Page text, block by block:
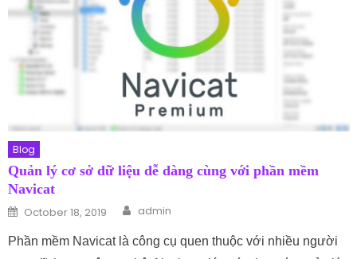
Blog
Quản lý cơ sở dữ liệu dễ dàng cùng với phần mềm
Navicat
Posted on
October 18, 2019 Author
admin
Phần mềm Navicat là công cụ quen thuộc với nhiều người